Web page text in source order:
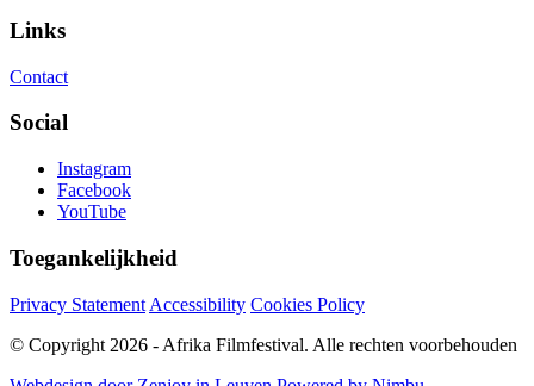
Links
Contact
Social
Instagram
Facebook
YouTube
Toegankelijkheid
Privacy Statement Accessibility Cookies Policy
© Copyright 2026 - Afrika Filmfestival. Alle rechten voorbehouden